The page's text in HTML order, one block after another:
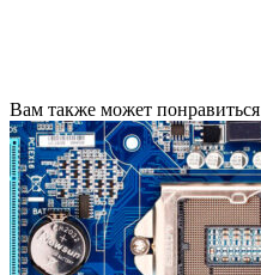
Вам также может понравиться